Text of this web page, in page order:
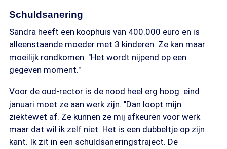
Schuldsanering
Sandra heeft een koophuis van 400.000 euro en is
alleenstaande moeder met 3 kinderen. Ze kan maar
moeilijk rondkomen. "Het wordt nijpend op een
gegeven moment."
Voor de oud-rector is de nood heel erg hoog: eind
januari moet ze aan werk zijn. "Dan loopt mijn
ziektewet af. Ze kunnen ze mij afkeuren voor werk
maar dat wil ik zelf niet. Het is een dubbeltje op zijn
kant. Ik zit in een schuldsaneringstraject. De